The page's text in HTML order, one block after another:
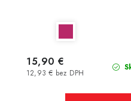
12,93 € bez DPH
15,90 €